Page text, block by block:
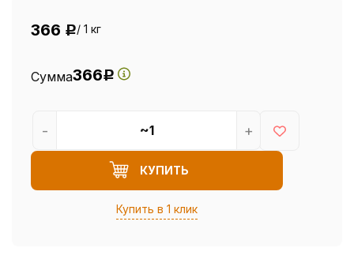
366 Р/ 1 кг
Сумма366Р
КУПИТЬ
Купить в 1 клик
- +